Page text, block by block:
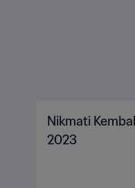
Nikmati
2023